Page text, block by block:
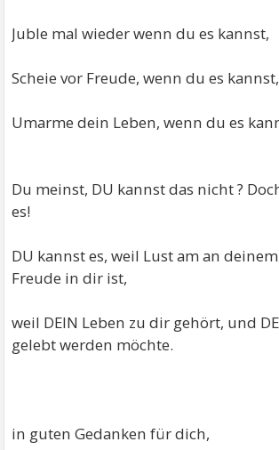
Juble mal wieder wenn du es kannst,
Scheie vor Freude, wenn du es kannst,
Umarme dein Leben, wenn du es
Du meinst, DU kannst das nicht ?
es!
DU kannst es, weil Lust am an
Freude in dir ist,
weil DEIN Leben zu dir gehört, und
gelebt werden möchte.
in guten Gedanken für dich,